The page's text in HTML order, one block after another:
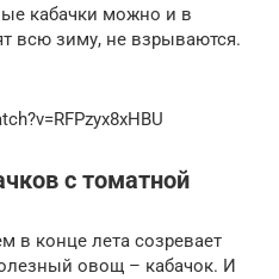
кабачки можно и в
всю зиму, не взрываются.
с томатной
в конце лета созревает
овощ – кабачок. И